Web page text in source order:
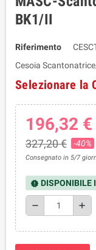
BK1/II
Riferimento
Cesoia
Selezionare la
196,32 €
327,20 € -40%
Consegnato in 5/7
new_releases DISPONIBILE
remove add